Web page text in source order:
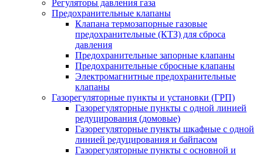
Регуляторы давления газа
Предохранительные клапаны
Клапана термозапорные газовые
предохранительные (КТЗ) для сброса
давления
Предохранительные запорные клапаны
Предохранительные сбросные клапаны
Электромагнитные предохранительные
клапаны
Газорегуляторные пункты и установки (ГРП)
Газорегуляторные пункты с одной линией
редуцирования (домовые)
Газорегуляторные пункты шкафные с одной
линией редуцирования и байпасом
Газорегуляторные пункты с основной и